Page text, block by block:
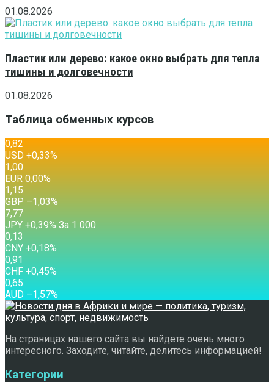
01.08.2026
Пластик или дерево: какое окно выбрать для тепла
тишины и долговечности
01.08.2026
Таблица обменных курсов
0,82
USD +0,33%
1,00
EUR 0,00%
1,15
GBP –1,03%
7,77
JPY +0,39% За 1 000
0,13
CNY +0,18%
0,91
CHF +0,45%
0,65
AUD –1,57%
На страницах нашего сайта вы найдете очень много
интересного. Заходите, читайте, делитесь информацией!
Категории